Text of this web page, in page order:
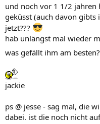
und noch vor 1 1/2 jahren
geküsst (auch davon
jetzt???
hab unlängst mal wieder
was gefällt ihm am
jackie
ps @ jesse - sag mal, die
dabei. ist die noch nicht